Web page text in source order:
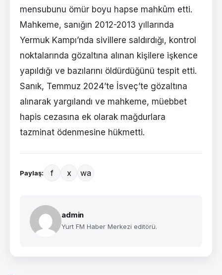
mensubunu ömür boyu hapse mahkûm etti.
Mahkeme, sanığın 2012-2013 yıllarında
Yermuk Kampı’nda sivillere saldırdığı, kontrol
noktalarında gözaltına alınan kişilere işkence
yapıldığı ve bazılarını öldürdüğünü tespit etti.
Sanık, Temmuz 2024’te İsveç’te gözaltına
alınarak yargılandı ve mahkeme, müebbet
hapis cezasına ek olarak mağdurlara
tazminat ödenmesine hükmetti.
Paylaş: f x wa
admin
Yurt FM Haber Merkezi editörü.